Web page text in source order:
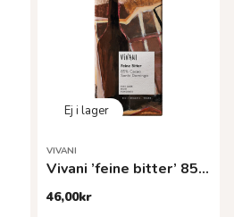
VIVANI
Vivani ’feine bitter’ 85%100g EKO
46,00kr